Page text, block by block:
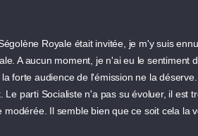
Royale était invitée, je m'y suis
A aucun moment, je n'ai eu le
forte audience de l'émission ne la
parti Socialiste n'a pas su évoluer, il
Il semble bien que ce soit cela la